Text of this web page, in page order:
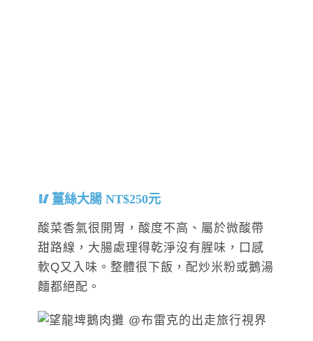
薑絲大腸 NT$250元
酸菜香氣很開胃，酸度不高、屬於微酸帶
甜路線，大腸處理得乾淨沒有腥味，口感
軟Q又入味。整體很下飯，配炒米粉或鵝湯
麵都絕配。